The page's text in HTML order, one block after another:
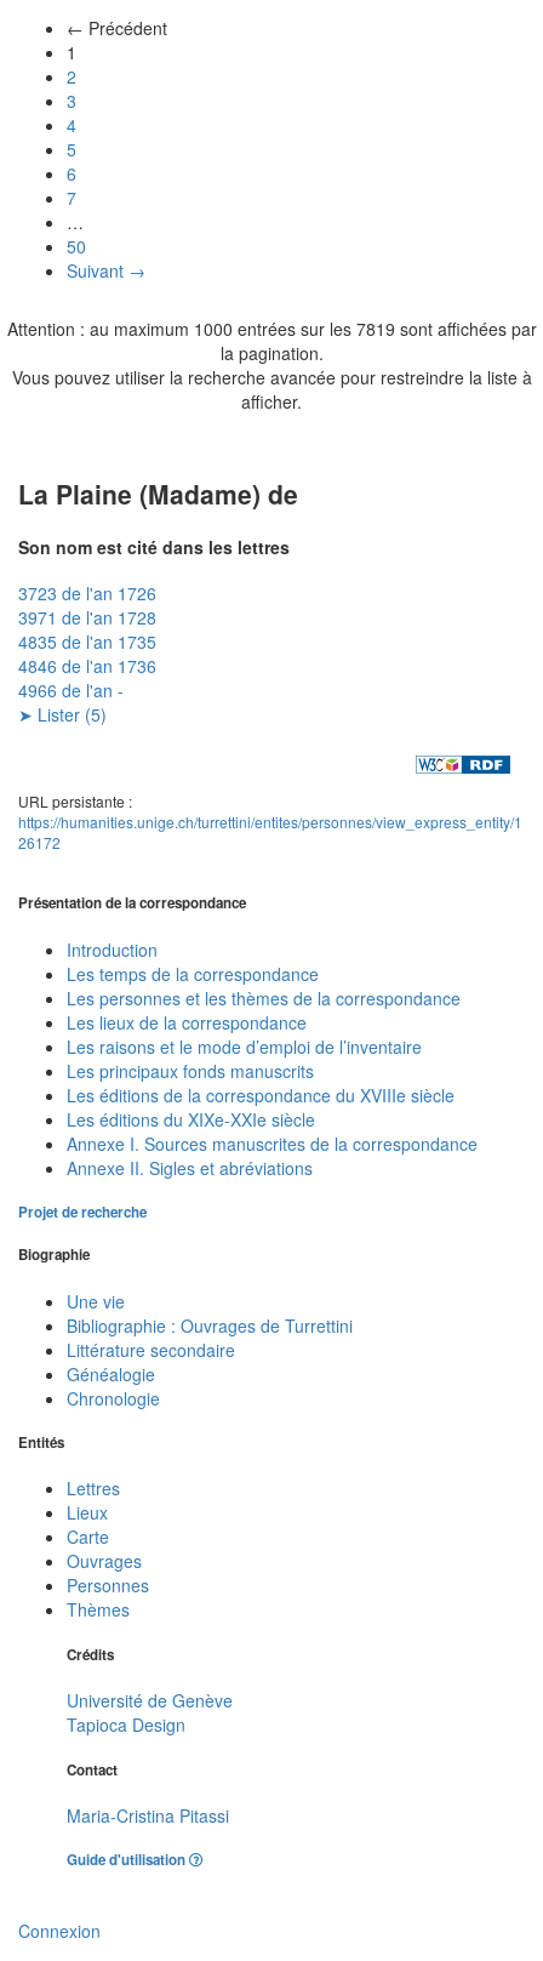
← Précédent
1
2
3
4
5
6
7
…
50
Suivant →
Attention : au maximum 1000 entrées sur les 7819 sont affichées par
la pagination.
Vous pouvez utiliser la recherche avancée pour restreindre la liste à
afficher.
La Plaine (Madame) de
Son nom est cité dans les lettres
3723 de l'an 1726
3971 de l'an 1728
4835 de l'an 1735
4846 de l'an 1736
4966 de l'an -
➤ Lister (5)
URL persistante :
https://humanities.unige.ch/turrettini/entites/personnes/view_express_entity/1
26172
Présentation de la correspondance
Introduction
Les temps de la correspondance
Les personnes et les thèmes de la correspondance
Les lieux de la correspondance
Les raisons et le mode d’emploi de l’inventaire
Les principaux fonds manuscrits
Les éditions de la correspondance du XVIIIe siècle
Les éditions du XIXe-XXIe siècle
Annexe I. Sources manuscrites de la correspondance
Annexe II. Sigles et abréviations
Projet de recherche
Biographie
Une vie
Bibliographie : Ouvrages de Turrettini
Littérature secondaire
Généalogie
Chronologie
Entités
Lettres
Lieux
Carte
Ouvrages
Personnes
Thèmes
Crédits
Université de Genève
Tapioca Design
Contact
Maria-Cristina Pitassi
Guide d'utilisation
Connexion